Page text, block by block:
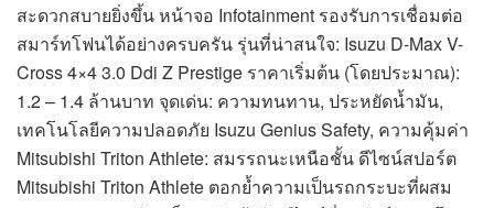
สะดวกสบายยิ่งขึ้น หน้าจอ Infotainment รองรับการเชื่อมต่อ
สมาร์ทโฟนได้อย่างครบครัน รุ่นที่น่าสนใจ: Isuzu D-Max V-
Cross 4×4 3.0 Ddi Z Prestige ราคาเริ่มต้น (โดยประมาณ):
1.2 – 1.4 ล้านบาท จุดเด่น: ความทนทาน, ประหยัดน้ำมัน,
เทคโนโลยีความปลอดภัย Isuzu Genius Safety, ความคุ้มค่า
Mitsubishi Triton Athlete: สมรรถนะเหนือชั้น ดีไซน์สปอร์ต
Mitsubishi Triton Athlete ตอกย้ำความเป็นรถกระบะที่ผสม